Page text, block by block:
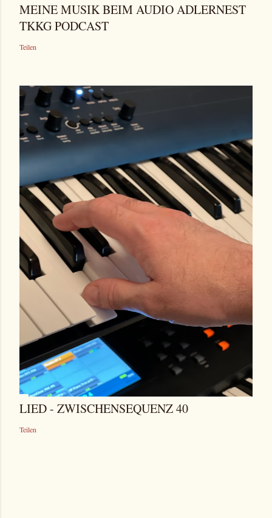
MEINE MUSIK BEIM AUDIO ADLERNEST
TKKG PODCAST
Teilen
LIED - ZWISCHENSEQUENZ 40
Teilen